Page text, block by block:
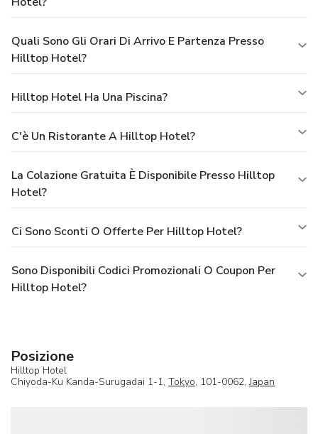
Quali Sono Gli Orari Di Arrivo E Partenza Presso
Hilltop Hotel?
Hilltop Hotel Ha Una Piscina?
C'è Un Ristorante A Hilltop Hotel?
La Colazione Gratuita È Disponibile Presso Hilltop
Hotel?
Ci Sono Sconti O Offerte Per Hilltop Hotel?
Sono Disponibili Codici Promozionali O Coupon Per
Hilltop Hotel?
Posizione
Hilltop Hotel
Chiyoda-Ku Kanda-Surugadai 1-1, Tokyo, 101-0062,Japan